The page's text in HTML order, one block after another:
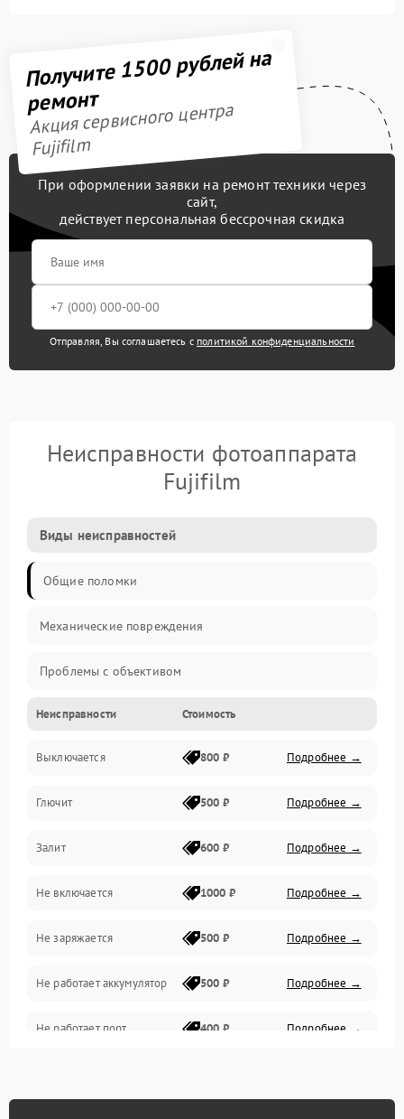
Получите 1500 рублей на
ремонт
Акция сервисного центра
Fujifilm
При оформлении заявки на ремонт техники через
сайт,
действует персональная бессрочная скидка
Отправляя, Вы соглашаетесь с политикой конфиденциальности
Неисправности фотоаппарата
Fujifilm
Виды неисправностей
Общие поломки
Механические повреждения
Проблемы с объективом
Электронные ошибки
Механические проблемы
Матрица и оптика
Питание и питание цепей
Проблемы с картами памяти
Объективы
Программные сбои
Коммуникации и интерфейсы
Неисправности Стоимость
Выключается 800 ₽ Подробнее →
Глючит 500 ₽ Подробнее →
Залит 600 ₽ Подробнее →
Не включается 1000 ₽ Подробнее →
Не заряжается 500 ₽ Подробнее →
Не работает аккумулятор 500 ₽ Подробнее →
Не работает порт 400 ₽ Подробнее →